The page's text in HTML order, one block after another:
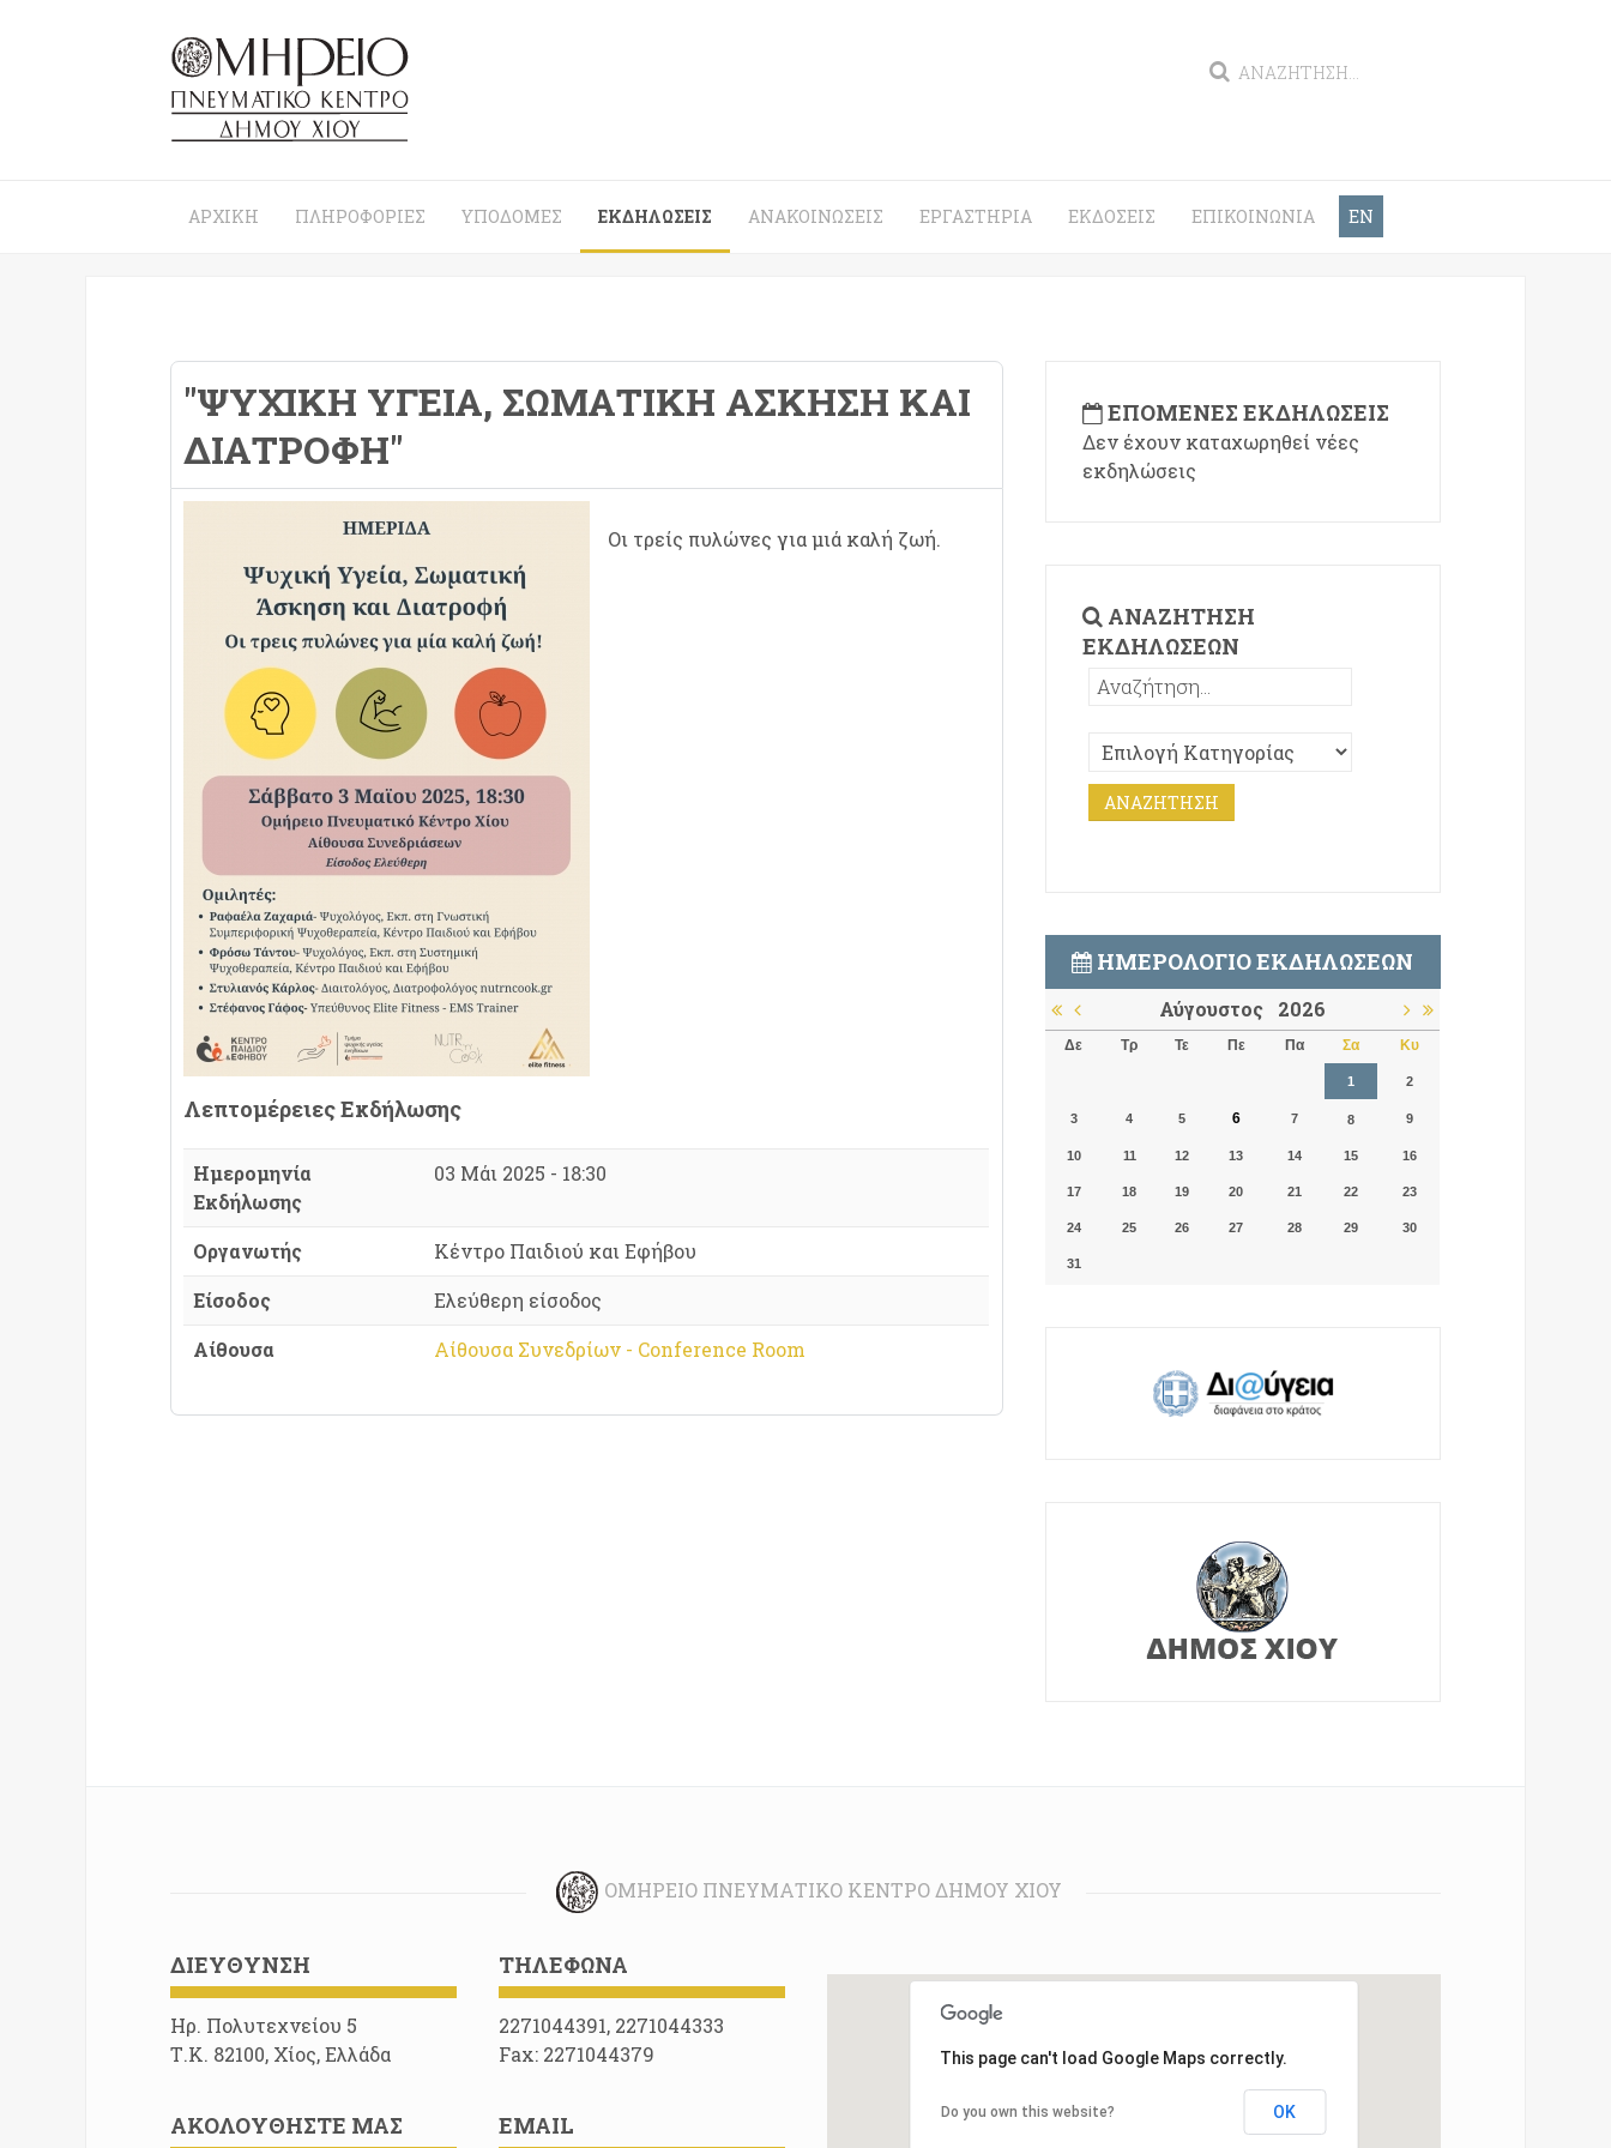
ΑΡΧΙΚΉ ΠΛΗΡΟΦΟΡΊΕΣ ΥΠΟΔΟΜΈΣ ΕΚΔΗΛΏΣΕΙΣ ΑΝΑΚΟΙΝΏΣΕΙΣ ΕΡΓΑΣΤΉΡΙΑ ΕΚΔΌΣΕΙΣ ΕΠΙΚΟΙΝΩΝΊΑ EN
"ΨΥΧΙΚΉ ΥΓΕΊΑ, ΣΩΜΑΤΙΚΉ ΆΣΚΗΣΗ ΚΑΙ
ΔΙΑΤΡΟΦΉ"
Οι τρείς πυλώνες για μιά καλή ζωή.
Λεπτομέρειες Εκδήλωσης
Ημερομηνία
Εκδήλωσης
03 Μάι 2025 - 18:30
Οργανωτής
Κέντρο Παιδιού και Εφήβου
Είσοδος
Ελεύθερη είσοδος
Αίθουσα
Αίθουσα Συνεδρίων - Conference Room
ΕΠΌΜΕΝΕΣ ΕΚΔΗΛΏΣΕΙΣ
Δεν έχουν καταχωρηθεί νέες
εκδηλώσεις
ΑΝΑΖΉΤΗΣΗ
ΕΚΔΗΛΏΣΕΩΝ
ΗΜΕΡΟΛΌΓΙΟ ΕΚΔΗΛΏΣΕΩΝ
Αύγουστος 2026
Δε Τρ Τε Πε Πα Σα Κυ
1 2
3 4 5 6 7 8 9
10 11 12 13 14 15 16
17 18 19 20 21 22 23
24 25 26 27 28 29 30
31
ΟΜΉΡΕΙΟ ΠΝΕΥΜΑΤΙΚΌ ΚΈΝΤΡΟ ΔΉΜΟΥ ΧΊΟΥ
ΔΙΕΎΘΥΝΣΗ
Ηρ. Πολυτεχνείου 5
Τ.Κ. 82100, Χίος, Ελλάδα
ΑΚΟΛΟΥΘΉΣΤΕ ΜΑΣ
ΤΗΛΈΦΩΝΑ
2271044391, 2271044333
Fax: 2271044379
EMAIL
This page can't load Google Maps correctly.
Do you own this website? OK